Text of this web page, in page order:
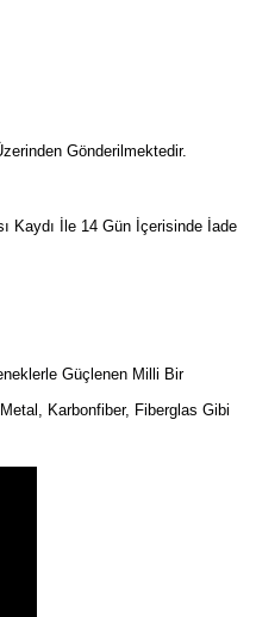
Gönderilmektedir.
Kaydı İle 14 Gün İçerisinde İade
Güçlenen Milli Bir
Karbonfiber, Fiberglas Gibi